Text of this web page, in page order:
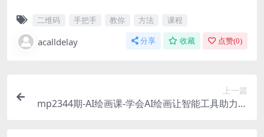
二维码 手把手 教你 方法 课程
acalldelay 分享 收藏 点赞(0)
上一篇
mp2344期-AI绘画课-学会AI绘画让智能工具助力创